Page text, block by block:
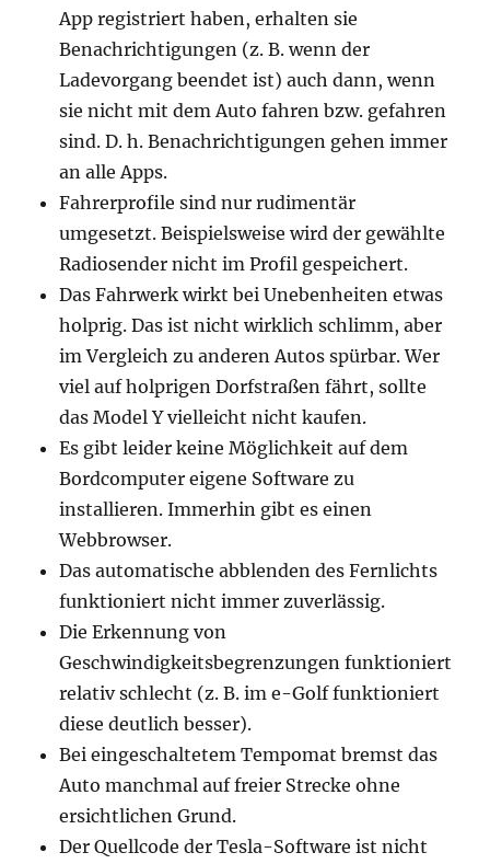
App registriert haben, erhalten sie
Benachrichtigungen (z. B. wenn der
Ladevorgang beendet ist) auch dann, wenn
sie nicht mit dem Auto fahren bzw. gefahren
sind. D. h. Benachrichtigungen gehen immer
an alle Apps.
Fahrerprofile sind nur rudimentär
umgesetzt. Beispielsweise wird der gewählte
Radiosender nicht im Profil gespeichert.
Das Fahrwerk wirkt bei Unebenheiten etwas
holprig. Das ist nicht wirklich schlimm, aber
im Vergleich zu anderen Autos spürbar. Wer
viel auf holprigen Dorfstraßen fährt, sollte
das Model Y vielleicht nicht kaufen.
Es gibt leider keine Möglichkeit auf dem
Bordcomputer eigene Software zu
installieren. Immerhin gibt es einen
Webbrowser.
Das automatische abblenden des Fernlichts
funktioniert nicht immer zuverlässig.
Die Erkennung von
Geschwindigkeitsbegrenzungen funktioniert
relativ schlecht (z. B. im e-Golf funktioniert
diese deutlich besser).
Bei eingeschaltetem Tempomat bremst das
Auto manchmal auf freier Strecke ohne
ersichtlichen Grund.
Der Quellcode der Tesla-Software ist nicht